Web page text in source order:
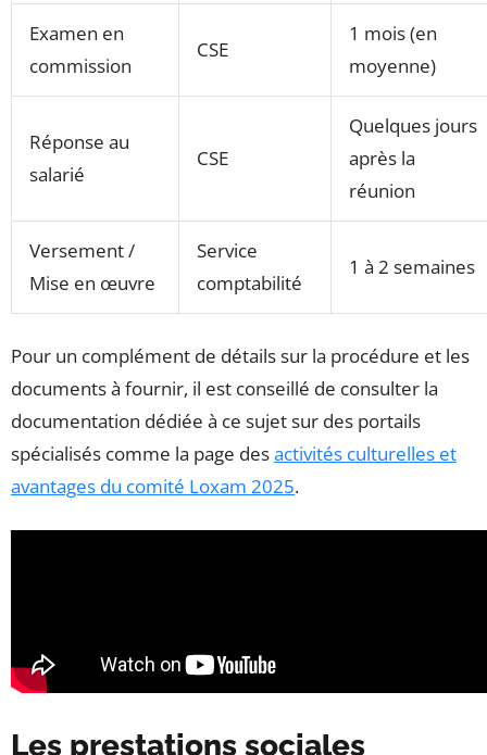
Examen en
commission
CSE
1 mois (en
moyenne)
Réponse au
salarié
CSE
Quelques jours
après la
réunion
Versement /
Mise en œuvre
Service
comptabilité
1 à 2 semaines
Pour un complément de détails sur la procédure et les
documents à fournir, il est conseillé de consulter la
documentation dédiée à ce sujet sur des portails
spécialisés comme la page desactivités culturelles et
avantages du comité Loxam 2025.
Les prestations sociales